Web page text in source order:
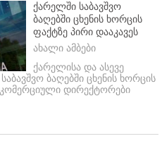
ქარელში საბავშვო
ბაღებში ცხენის ხორცის
ფაქტზე პირი დააკავეს
ახალი ამბები
ქარელისა და ასევე
ბაღებში ცხენის ხორცის
კომერციული დირექტორები